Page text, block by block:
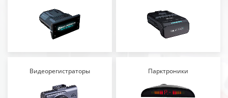
Видеорегистраторы Парктроники